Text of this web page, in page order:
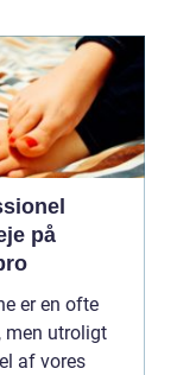
på
er en ofte
men utroligt
af vores